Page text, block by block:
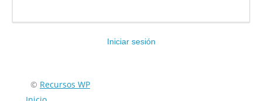
Iniciar sesión
Encuéntranos en:
© Recursos WP